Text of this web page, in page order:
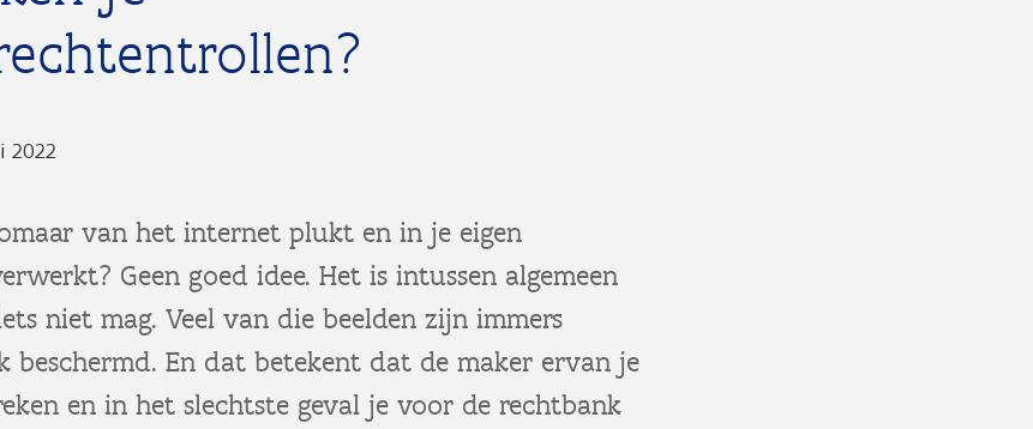
2022
van het internet plukt en in je eigen
Geen goed idee. Het is intussen algemeen
niet mag. Veel van die beelden zijn immers
beschermd. En dat betekent dat de maker ervan je
en in het slechtste geval je voor de rechtbank